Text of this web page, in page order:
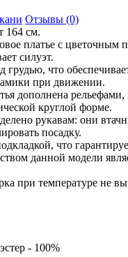
Отзывы (0)
164 см.
платье с цветочным
силуэт.
грудью, что
при движении.
дополнена
круглой форме.
рукавам: они
посадку.
что
данной модели
при температуре не
- 100%